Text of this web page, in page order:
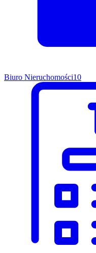
Biuro Nieruchomości10